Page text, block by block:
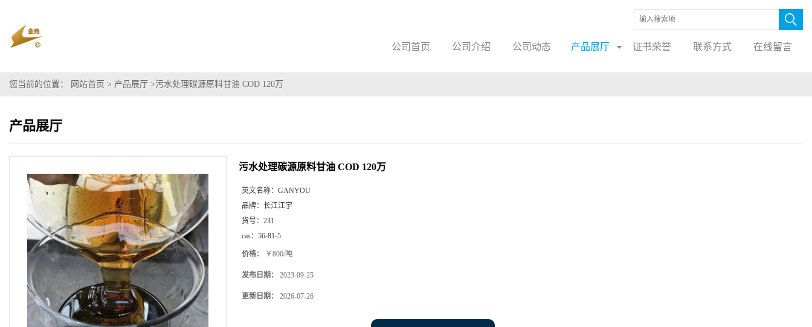
公司首页 公司介绍 公司动态 产品展厅 证书荣誉 联系方式 在线留言
您当前的位置： 网站首页 > 产品展厅 >污水处理碳源原料甘油 COD 120万
产品展厅
污水处理碳源原料甘油 COD 120万
英文名称： GANYOU
品牌： 长江江宇
货号： 231
cas： 56-81-5
价格： ￥800/吨
发布日期： 2023-09-25
更新日期： 2026-07-26